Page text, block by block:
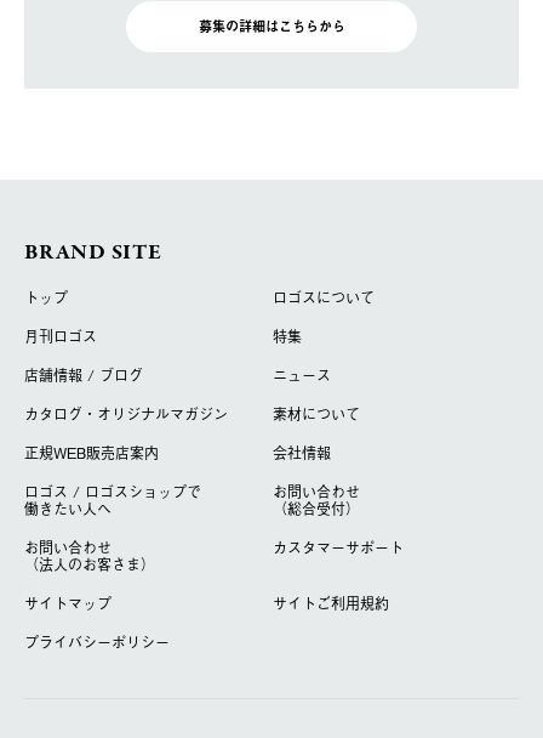
募集の詳細はこちらから
BRAND SITE
トップ
ロゴスについて
月刊ロゴス
特集
店舗情報 / ブログ
ニュース
カタログ・オリジナルマガジン
素材について
正規WEB販売店案内
会社情報
ロゴス / ロゴスショップで
働きたい人へ
お問い合わせ
（総合受付）
お問い合わせ
（法人のお客さま）
カスタマーサポート
サイトマップ
サイトご利用規約
プライバシーポリシー